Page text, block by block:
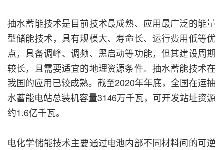
抽水蓄能技术是目前技术最成熟、应用最广泛的能量
型储能技术，具有规模大、寿命长、运行费用低等优
点，具备调峰、调频、黑启动等功能，但其建设周期
较长，且需要适宜的地理资源条件。抽水蓄能技术在
我国的应用已较成熟。截至2020年年底，全国在运抽
水蓄能电站总装机容量3146万千瓦，可开发站址资源
约1.6亿千瓦。
电化学储能技术主要通过电池内部不同材料间的可逆